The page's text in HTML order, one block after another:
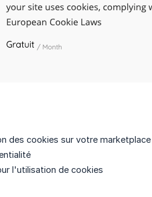
des cookies sur votre marketplace
l'utilisation de cookies